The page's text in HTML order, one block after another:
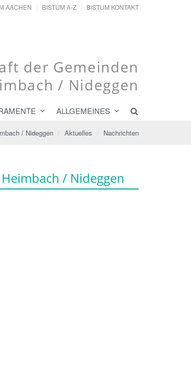
AACHEN BISTUM A-Z BISTUM KONTAKT
der Gemeinden
/ Nideggen
ALLGEMEINES
/ Nideggen Aktuelles Nachrichten
/ Nideggen